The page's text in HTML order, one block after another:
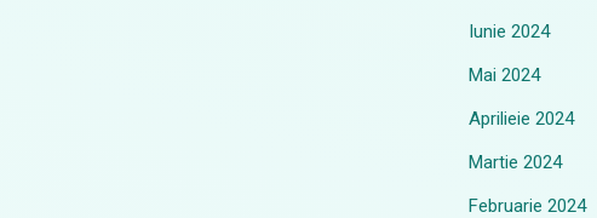
Iunie 2024
Mai 2024
Aprilieie 2024
Martie 2024
Februarie 2024